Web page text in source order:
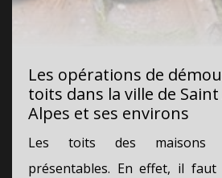
Les opérations de
toits dans la ville de
Alpes et ses environs
Les toits des maisons
présentables. En effet, il